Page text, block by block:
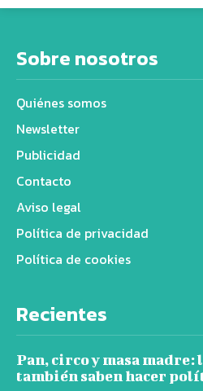
Sobre nosotros
Quiénes somos
Newsletter
Publicidad
Contacto
Aviso legal
Política de privacidad
Política de cookies
Recientes
Pan, circo y masa madre:
también saben hacer